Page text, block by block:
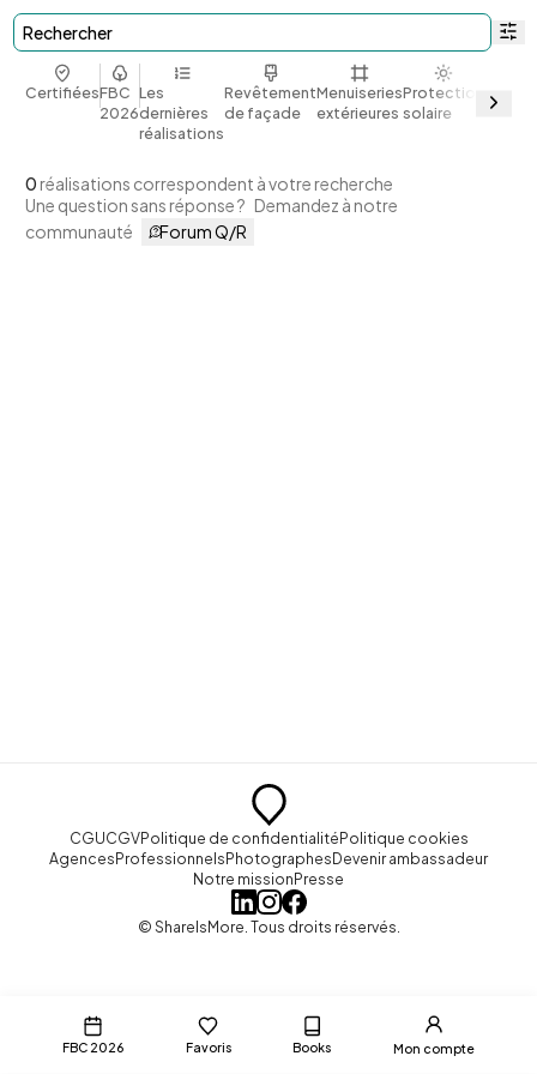
FBC 2026 Favoris Books Mon compte
Rechercher
CertifiéesFBC
2026
Les
dernières
réalisations
Revêtement
de façade
Menuiseries
extérieures
Protection
solaire
Bio et
0 réalisations correspondent à votre recherche
Une question sans réponse ? Demandez à notre
communauté
Forum Q/R
CGUCGVPolitique de confidentialitéPolitique cookies
AgencesProfessionnelsPhotographesDevenir ambassadeur
Notre missionPresse
© ShareIsMore. Tous droits réservés.